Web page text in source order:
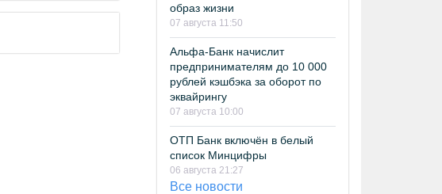
образ жизни
07 августа 11:50
Альфа-Банк начислит
предпринимателям до 10 000
рублей кэшбэка за оборот по
эквайрингу
07 августа 10:00
ОТП Банк включён в белый
список Минцифры
06 августа 21:27
Все новости